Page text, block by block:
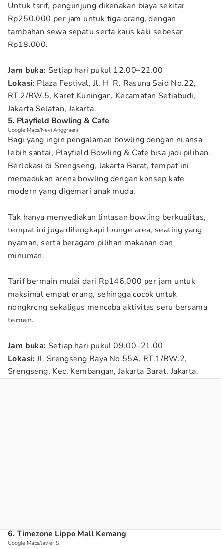
Untuk tarif, pengunjung dikenakan biaya sekitar
Rp250.000 per jam untuk tiga orang, dengan
tambahan sewa sepatu serta kaus kaki sebesar
Rp18.000.
Jam buka: Setiap hari pukul 12.00–22.00
Lokasi: Plaza Festival, Jl. H. R. Rasuna Said No.22,
RT.2/RW.5, Karet Kuningan, Kecamatan Setiabudi,
Jakarta Selatan, Jakarta.
5. Playfield Bowling & Cafe
Google Maps/Nevi Anggraeni
Bagi yang ingin pengalaman bowling dengan nuansa
lebih santai, Playfield Bowling & Cafe bisa jadi pilihan.
Berlokasi di Srengseng, Jakarta Barat, tempat ini
memadukan arena bowling dengan konsep kafe
modern yang digemari anak muda.
Tak hanya menyediakan lintasan bowling berkualitas,
tempat ini juga dilengkapi lounge area, seating yang
nyaman, serta beragam pilihan makanan dan
minuman.
Tarif bermain mulai dari Rp146.000 per jam untuk
maksimal empat orang, sehingga cocok untuk
nongkrong sekaligus mencoba aktivitas seru bersama
teman.
Jam buka: Setiap hari pukul 09.00–21.00
Lokasi:Jl. Srengseng Raya No.55A, RT.1/RW.2,
Srengseng, Kec. Kembangan, Jakarta Barat, Jakarta.
6. Timezone Lippo Mall Kemang
Google Maps/Javier S